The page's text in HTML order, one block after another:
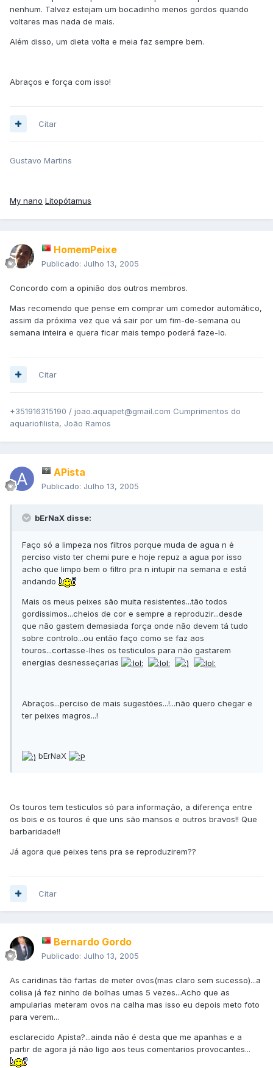
nenhum. Talvez estejam um bocadinho menos gordos quando
voltares mas nada de mais.
Além disso, um dieta volta e meia faz sempre bem.
Abraços e força com isso!
Citar
Gustavo Martins
My nano Litopótamus
HomemPeixe
Publicado: Julho 13, 2005
Concordo com a opinião dos outros membros.
Mas recomendo que pense em comprar um comedor automático,
assim da próxima vez que vá sair por um fim-de-semana ou
semana inteira e quera ficar mais tempo poderá faze-lo.
Citar
+351916315190 / joao.aquapet@gmail.com Cumprimentos do
aquariofilista, João Ramos
APista
Publicado: Julho 13, 2005
bErNaX disse:
Faço só a limpeza nos filtros porque muda de agua n é
perciso visto ter chemi pure e hoje repuz a agua por isso
acho que limpo bem o filtro pra n intupir na semana e está
andando
Mais os meus peixes são muita resistentes...tão todos
gordissimos...cheios de cor e sempre a reproduzir...desde
que não gastem demasiada força onde não devem tá tudo
sobre controlo...ou então faço como se faz aos
touros...cortasse-lhes os testiculos para não gastarem
energias desnesseçarias
Abraços...perciso de mais sugestões...!...não quero chegar e
ter peixes magros...!
bErNaX
Os touros tem testiculos só para informação, a diferença entre
os bois e os touros é que uns são mansos e outros bravos!! Que
barbaridade!!
Já agora que peixes tens pra se reproduzirem??
Citar
Bernardo Gordo
Publicado: Julho 13, 2005
As caridinas tão fartas de meter ovos(mas claro sem sucesso)...a
colisa já fez ninho de bolhas umas 5 vezes...Acho que as
ampularias meteram ovos na calha mas isso eu depois meto foto
para verem...
esclarecido Apista?...ainda não é desta que me apanhas e a
partir de agora já não ligo aos teus comentarios provocantes...